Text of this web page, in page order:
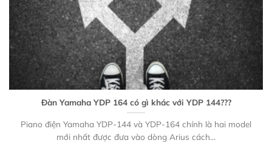
Đàn Yamaha YDP 164 có gì khác với YDP 144???
Piano điện Yamaha YDP-144 và YDP-164 chính là hai model
mới nhất được đưa vào dòng Arius cách...